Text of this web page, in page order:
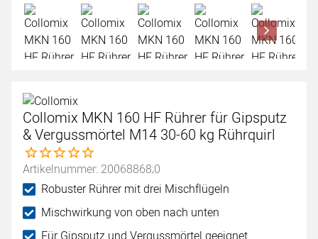
Collomix MKN 160 HF Rührer für Gipsputz
& Vergussmörtel M14 30-60 kg Rührquirl
Noch keine Bewertungen abgegeben
Artikelnummer: 20068868;0
Robuster Rührer mit drei Mischflügeln
Mischwirkung von oben nach unten